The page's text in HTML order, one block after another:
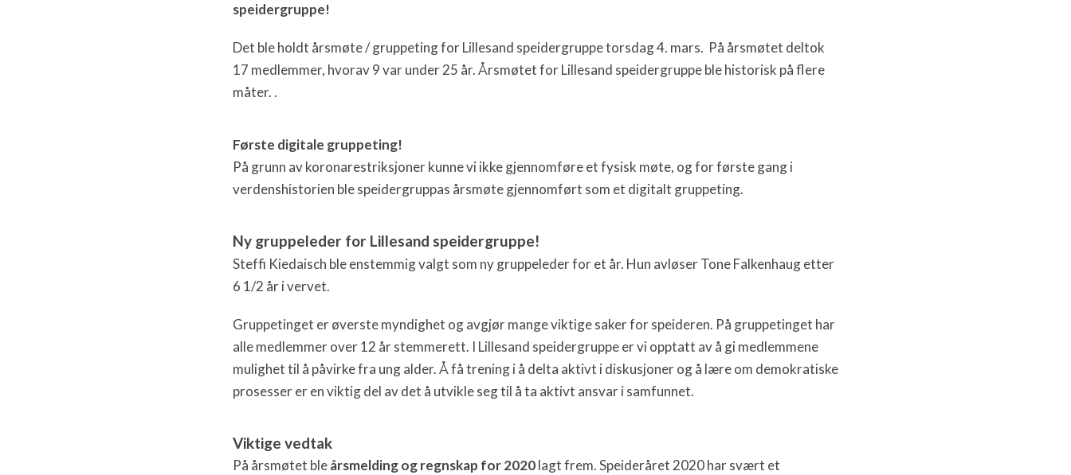
speidergruppe!
Det ble holdt årsmøte / gruppeting for Lillesand speidergruppe torsdag 4. mars. På årsmøtet deltok
17 medlemmer, hvorav 9 var under 25 år.Årsmøtet for Lillesand speidergruppe ble historisk på flere
måter..
Første digitale gruppeting!
På grunn av koronarestriksjoner kunne vi ikke gjennomføre et fysisk møte, og for første gang i
verdenshistorien ble speidergruppas årsmøte gjennomført som et digitalt gruppeting.
Ny gruppeleder for Lillesand speidergruppe!
Steffi Kiedaisch ble enstemmig valgt som ny gruppeleder for et år. Hun avløser Tone Falkenhaug etter
6 1/2 år i vervet.
Gruppetinget er øverste myndighet og avgjør mange viktige saker for speideren. På gruppetinget har
alle medlemmer over 12 år stemmerett. I Lillesand speidergruppe er vi opptatt av å gi medlemmene
mulighet til å påvirke fra ung alder. Å få trening i å delta aktivt i diskusjoner og å lære om demokratiske
prosesser er en viktig del av det å utvikle seg til å ta aktivt ansvar i samfunnet.
Viktige vedtak
På årsmøtet bleårsmelding og regnskap for 2020lagt frem. Speideråret 2020 har svært et